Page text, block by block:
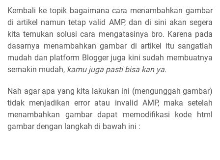
Kembali ke topik bagaimana cara menambahkan gambar
di artikel namun tetap valid AMP, dan di sini akan segera
kita temukan solusi cara mengatasinya bro. Karena pada
dasarnya menambahkan gambar di artikel itu sangatlah
mudah dan platform Blogger juga kini sudah membuatnya
semakin mudah, kamu juga pasti bisa kan ya.
Nah agar apa yang kita lakukan ini (mengunggah gambar)
tidak menjadikan error atau invalid AMP, maka setelah
menambahkan gambar dapat memodifikasi kode html
gambar dengan langkah di bawah ini :